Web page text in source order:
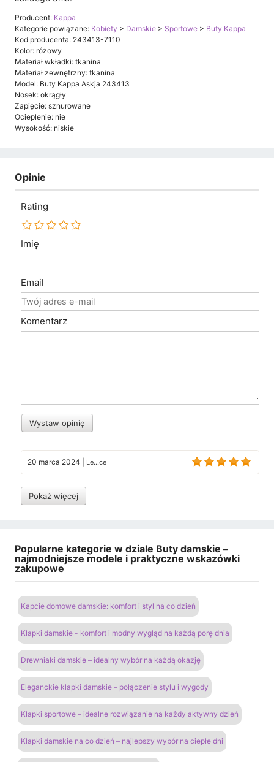
Producent: Kappa
Kategorie powiązane: Kobiety > Damskie > Sportowe > Buty Kappa
Kod producenta: 243413-7110
Kolor: różowy
Materiał wkładki: tkanina
Materiał zewnętrzny: tkanina
Model: Buty Kappa Askja 243413
Nosek: okrągły
Zapięcie: sznurowane
Ocieplenie: nie
Wysokość: niskie
Opinie
Rating
Imię
Email
Komentarz
Wystaw opinię
20 marca 2024 Le...ce
Pokaż więcej
Popularne kategorie w dziale Buty damskie –
najmodniejsze modele i praktyczne wskazówki
zakupowe
Kapcie domowe damskie: komfort i styl na co dzień
Klapki damskie - komfort i modny wygląd na każdą porę dnia
Drewniaki damskie – idealny wybór na każdą okazję
Eleganckie klapki damskie – połączenie stylu i wygody
Klapki sportowe – idealne rozwiązanie na każdy aktywny dzień
Klapki damskie na co dzień – najlepszy wybór na ciepłe dni